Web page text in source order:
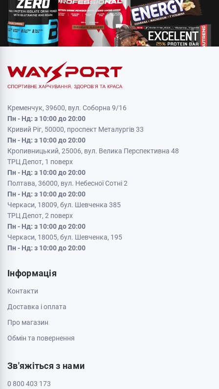
Кременчук, 39600, вул. Соборна 9/16
Пн - Нд: з 10:00 до 20:00
Кривий Ріг, 50000, проспект Металургів 33
Пн - Нд: з 10:00 до 20:00
Кропивницький, 25006, вул. Велика Перспективна 48
ТРЦ Депот, 1 поверх
Пн - Нд: з 10:00 до 20:00
Полтава, 36000, вул. Небесної Сотні 2
Пн - Нд: з 10:00 до 20:00
Черкаси, 18009, бул. Шевченка 385
ТРЦ Депот, 2 поверх
Пн - Нд: з 10:00 до 20:00
Черкаси, 18005, бул. Шевченка, 195
Пн - Нд: з 10:00 до 20:00
Інформація
Контакти
Доставка і оплата
Про магазин
Обмін та повернення
Зв'яжіться з нами
0 800 403 173